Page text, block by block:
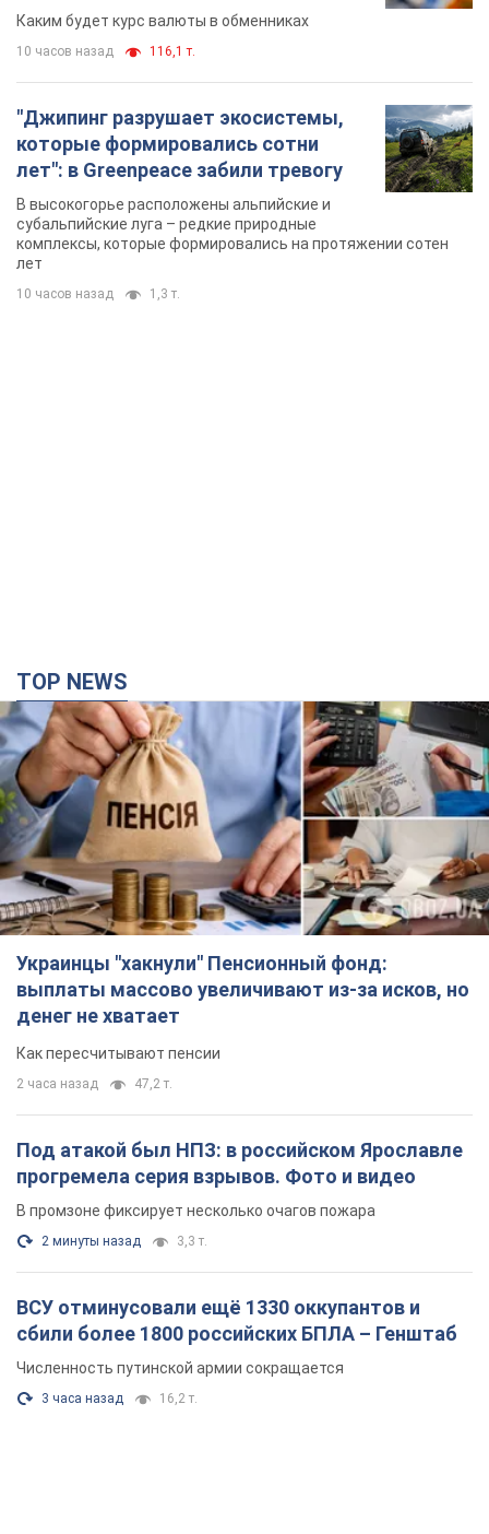
Каким будет курс валюты в обменниках
10 часов назад 116,1 т.
"Джипинг разрушает экосистемы,
которые формировались сотни
лет": в Greenpeace забили тревогу
В высокогорье расположены альпийские и
субальпийские луга – редкие природные
комплексы, которые формировались на протяжении сотен
лет
10 часов назад 1,3 т.
TOP NEWS
Украинцы "хакнули" Пенсионный фонд:
выплаты массово увеличивают из-за исков, но
денег не хватает
Как пересчитывают пенсии
2 часа назад 47,2 т.
Под атакой был НПЗ: в российском Ярославле
прогремела серия взрывов. Фото и видео
В промзоне фиксирует несколько очагов пожара
2 минуты назад 3,3 т.
ВСУ отминусовали ещё 1330 оккупантов и
сбили более 1800 российских БПЛА – Генштаб
Численность путинской армии сокращается
3 часа назад 16,2 т.